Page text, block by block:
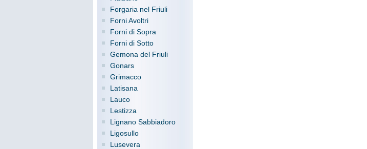
Forgaria nel Friuli
Forni Avoltri
Forni di Sopra
Forni di Sotto
Gemona del Friuli
Gonars
Grimacco
Latisana
Lauco
Lestizza
Lignano Sabbiadoro
Ligosullo
Lusevera